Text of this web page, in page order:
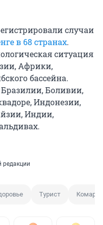
случаи
в 68 странах.
ситуация
Африки,
бассейна.
Боливии,
Индонезии,
Индии,
редакции
Турист Комар